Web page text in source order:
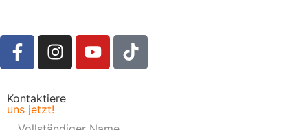
Kontaktiere
uns jetzt!